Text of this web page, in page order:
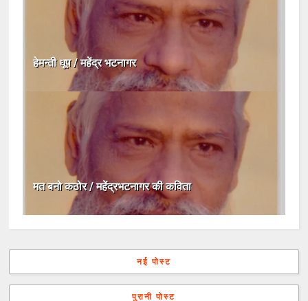
हेमन्ती धूप / महेंद्र भटनागर
मत बनो कठोर / महेंद्रभटनागर की कविता
नई पोस्ट
पुरानी पोस्ट